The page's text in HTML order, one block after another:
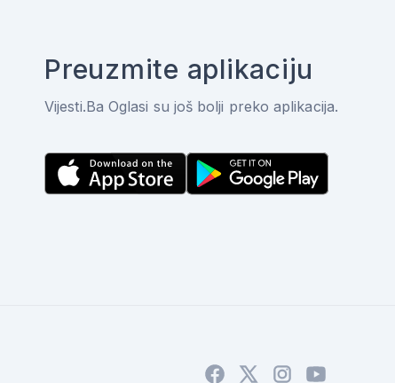
Preuzmite aplikaciju
Vijesti.Ba Oglasi su još bolji preko aplikacija.